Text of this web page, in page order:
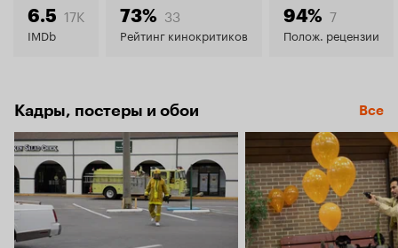
7.3
6.5 17K
IMDb
73% 33
Рейтинг кинокритиков
94% 7
Полож. рецензии
Кадры, постеры и обои Все